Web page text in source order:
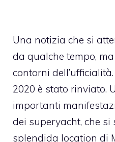
Una notizia che si
da qualche tempo,
contorni
2020 è stato rinviato.
importanti
dei superyacht, che
splendida location di